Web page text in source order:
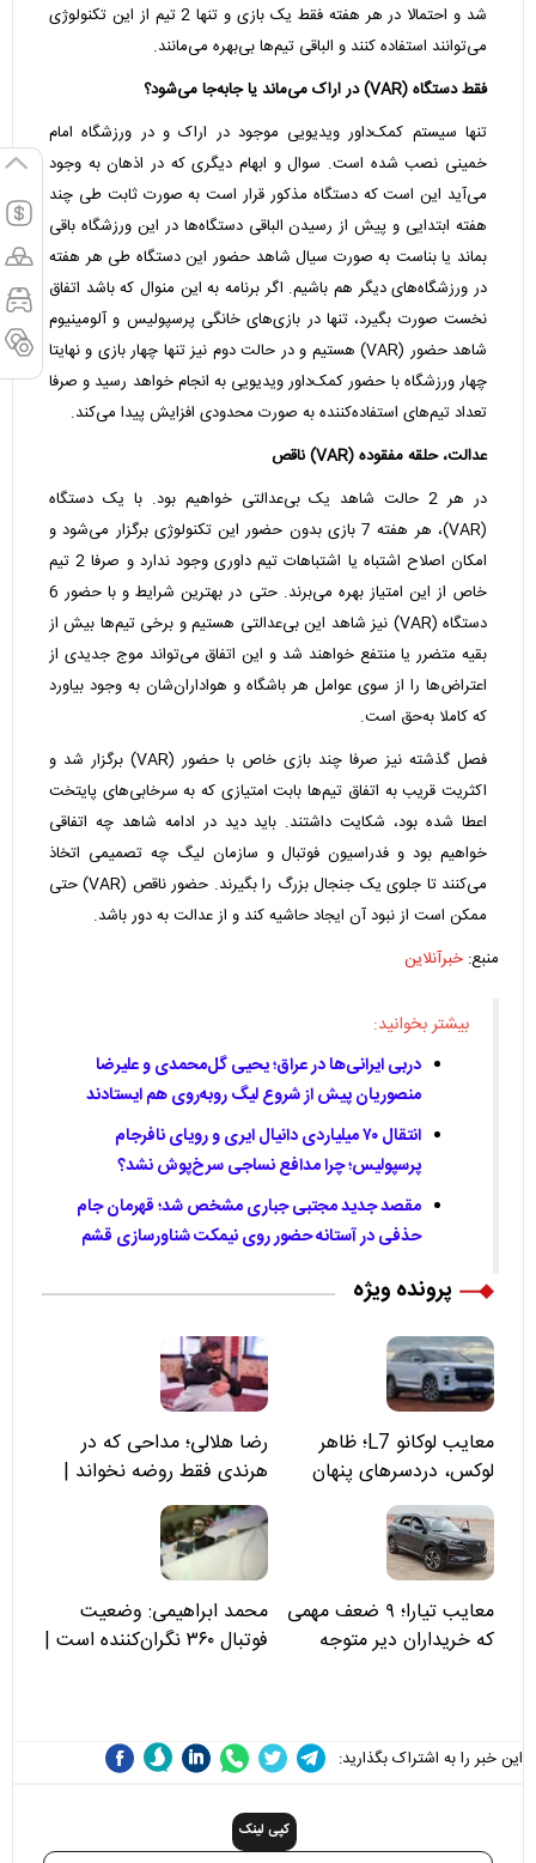
شد و احتمالا در هر هفته فقط یک بازی و تنها 2 تیم از این تکنولوژی
می‌توانند استفاده کنند و الباقی تیم‌ها بی‌بهره می‌مانند.
فقط دستگاه (VAR) در اراک می‌ماند یا جابه‌جا می‌شود؟
تنها سیستم کمک‌داور ویدیویی موجود در اراک و در ورزشگاه امام
خمینی نصب شده است. سوال و ابهام دیگری که در اذهان به وجود
می‌آید این است که دستگاه مذکور قرار است به صورت ثابت طی چند
هفته ابتدایی و پیش از رسیدن الباقی دستگاه‌ها در این ورزشگاه باقی
بماند یا بناست به صورت سیال شاهد حضور این دستگاه طی هر هفته
در ورزشگاه‌های دیگر هم باشیم. اگر برنامه به این منوال که باشد اتفاق
نخست صورت بگیرد، تنها در بازی‌های خانگی پرسپولیس و آلومینیوم
شاهد حضور (VAR) هستیم و در حالت دوم نیز تنها چهار بازی و نهایتا
چهار ورزشگاه با حضور کمک‌داور ویدیویی به انجام خواهد رسید و صرفا
تعداد تیم‌های استفاده‌کننده به صورت محدودی افزایش پیدا می‌کند.
عدالت، حلقه مفقوده (VAR) ناقص
در هر 2 حالت شاهد یک بی‌عدالتی خواهیم بود. با یک دستگاه
(VAR)، هر هفته 7 بازی بدون حضور این تکنولوژی برگزار می‌شود و
امکان اصلاح اشتباه یا اشتباهات تیم داوری وجود ندارد و صرفا 2 تیم
خاص از این امتیاز بهره می‌برند. حتی در بهترین شرایط و با حضور 6
دستگاه (VAR) نیز شاهد این بی‌عدالتی هستیم و برخی تیم‌ها بیش از
بقیه متضرر یا منتفع خواهند شد و این اتفاق می‌تواند موج جدیدی از
اعتراض‌ها را از سوی عوامل هر باشگاه و هواداران‌شان به وجود بیاورد
که کاملا به‌حق است.
فصل گذشته نیز صرفا چند بازی خاص با حضور (VAR) برگزار شد و
اکثریت قریب به اتفاق تیم‌ها بابت امتیازی که به سرخابی‌های پایتخت
اعطا شده بود، شکایت داشتند. باید دید در ادامه شاهد چه اتفاقی
خواهیم بود و فدراسیون فوتبال و سازمان لیگ چه تصمیمی اتخاذ
می‌کنند تا جلوی یک جنجال بزرگ را بگیرند. حضور ناقص (VAR) حتی
ممکن است از نبود آن ایجاد حاشیه کند و از عدالت به دور باشد.
منبع: خبرآنلاین
بیشتر بخوانید:
دربی ایرانی‌ها در عراق؛ یحیی گل‌محمدی و علیرضا
منصوریان پیش از شروع لیگ روبه‌روی هم ایستادند
انتقال ۷۰ میلیاردی دانیال ایری و رویای نافرجام
پرسپولیس؛ چرا مدافع نساجی سرخ‌پوش نشد؟
مقصد جدید مجتبی جباری مشخص شد؛ قهرمان جام
حذفی در آستانه حضور روی نیمکت شناورسازی قشم
پرونده ویژه
معایب لوکانو L7؛ ظاهر
لوکس، دردسرهای پنهان
رضا هلالی؛ مداحی که در
هرندی فقط روضه نخواند |
مسئولان «تکیه‌گاه آقا مرتضی
علی(ع)» را جدی‌تر ببینند
معایب تیارا؛ ۹ ضعف مهمی
که خریداران دیر متوجه
محمد ابراهیمی: وضعیت
فوتبال ۳۶۰ نگران‌کننده است |
این خبر را به اشتراک بگذارید:
کپی لینک